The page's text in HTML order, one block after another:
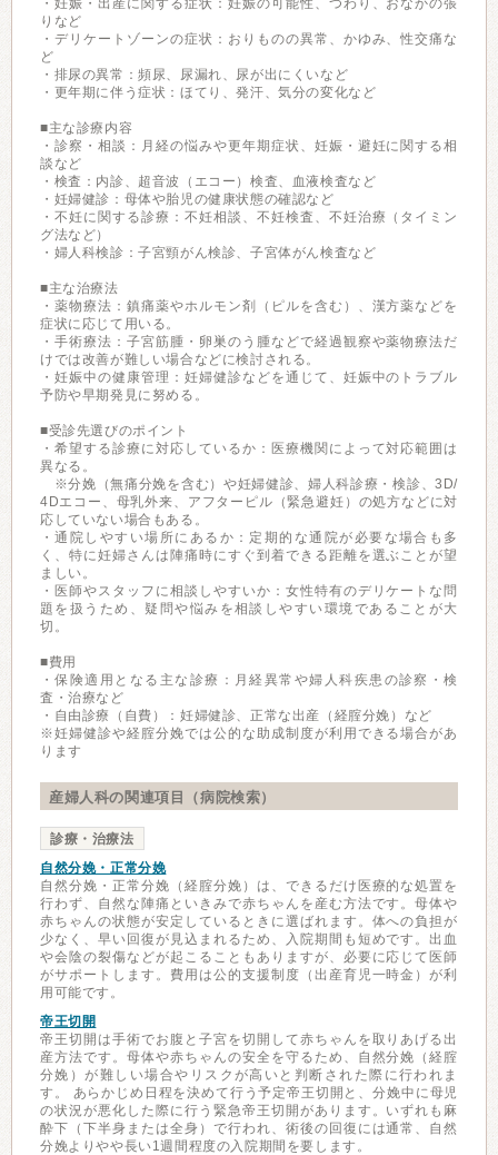
・妊娠・出産に関する症状：妊娠の可能性、つわり、おなかの張
りなど
・デリケートゾーンの症状：おりものの異常、かゆみ、性交痛な
ど
・排尿の異常：頻尿、尿漏れ、尿が出にくいなど
・更年期に伴う症状：ほてり、発汗、気分の変化など
■主な診療内容
・診察・相談：月経の悩みや更年期症状、妊娠・避妊に関する相
談など
・検査：内診、超音波（エコー）検査、血液検査など
・妊婦健診：母体や胎児の健康状態の確認など
・不妊に関する診療：不妊相談、不妊検査、不妊治療（タイミン
グ法など）
・婦人科検診：子宮頸がん検診、子宮体がん検査など
■主な治療法
・薬物療法：鎮痛薬やホルモン剤（ピルを含む）、漢方薬などを
症状に応じて用いる。
・手術療法：子宮筋腫・卵巣のう腫などで経過観察や薬物療法だ
けでは改善が難しい場合などに検討される。
・妊娠中の健康管理：妊婦健診などを通じて、妊娠中のトラブル
予防や早期発見に努める。
■受診先選びのポイント
・希望する診療に対応しているか：医療機関によって対応範囲は
異なる。
※分娩（無痛分娩を含む）や妊婦健診、婦人科診療・検診、3D/
4Dエコー、母乳外来、アフターピル（緊急避妊）の処方などに対
応していない場合もある。
・通院しやすい場所にあるか：定期的な通院が必要な場合も多
く、特に妊婦さんは陣痛時にすぐ到着できる距離を選ぶことが望
ましい。
・医師やスタッフに相談しやすいか：女性特有のデリケートな問
題を扱うため、疑問や悩みを相談しやすい環境であることが大
切。
■費用
・保険適用となる主な診療：月経異常や婦人科疾患の診察・検
査・治療など
・自由診療（自費）：妊婦健診、正常な出産（経腟分娩）など
※妊婦健診や経腟分娩では公的な助成制度が利用できる場合があ
ります
産婦人科の関連項目（病院検索）
診療・治療法
自然分娩・正常分娩
自然分娩・正常分娩（経腟分娩）は、できるだけ医療的な処置を
行わず、自然な陣痛といきみで赤ちゃんを産む方法です。母体や
赤ちゃんの状態が安定しているときに選ばれます。体への負担が
少なく、早い回復が見込まれるため、入院期間も短めです。出血
や会陰の裂傷などが起こることもありますが、必要に応じて医師
がサポートします。費用は公的支援制度（出産育児一時金）が利
用可能です。
帝王切開
帝王切開は手術でお腹と子宮を切開して赤ちゃんを取りあげる出
産方法です。母体や赤ちゃんの安全を守るため、自然分娩（経腟
分娩）が難しい場合やリスクが高いと判断された際に行われま
す。 あらかじめ日程を決めて行う予定帝王切開と、分娩中に母児
の状況が悪化した際に行う緊急帝王切開があります。いずれも麻
酔下（下半身または全身）で行われ、術後の回復には通常、自然
分娩よりやや長い1週間程度の入院期間を要します。